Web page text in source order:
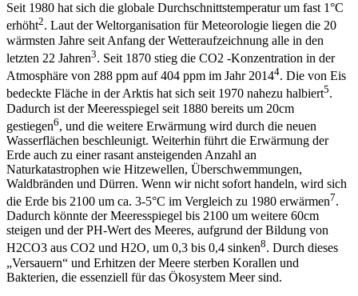
Seit 1980 hat sich die globale Durchschnittstemperatur um fast 1°C
erhöht2. Laut der Weltorganisation für Meteorologie liegen die 20
wärmsten Jahre seit Anfang der Wetterauf­zeichnung alle in den
letzten 22 Jahren3. Seit 1870 stieg die CO2 -Konzentration in der
Atmosphäre von 288 ppm auf 404 ppm im Jahr 20144. Die von Eis
bedeckte Fläche in der Arktis hat sich seit 1970 nahezu halbiert5.
Dadurch ist der Meeresspiegel seit 1880 bereits um 20cm
gestiegen6, und die weitere Erwärmung wird durch die neuen
Wasserflächen beschleunigt. Weiterhin führt die Erwärmung der
Erde auch zu einer rasant ansteigenden Anzahl an
Naturkatastrophen wie Hitzewellen, Überschwemmungen,
Waldbränden und Dürren. Wenn wir nicht sofort handeln, wird sich
die Erde bis 2100 um ca. 3-5°C im Vergleich zu 1980 erwärmen7.
Dadurch könnte der Meeresspiegel bis 2100 um weitere 60cm
steigen und der PH-Wert des Meeres, aufgrund der Bildung von
H2CO3 aus CO2 und H2O, um 0,3 bis 0,4 sinken8. Durch dieses
„Versauern“ und Erhitzen der Meere sterben Korallen und
Bakterien, die essenziell für das Ökosystem Meer sind.